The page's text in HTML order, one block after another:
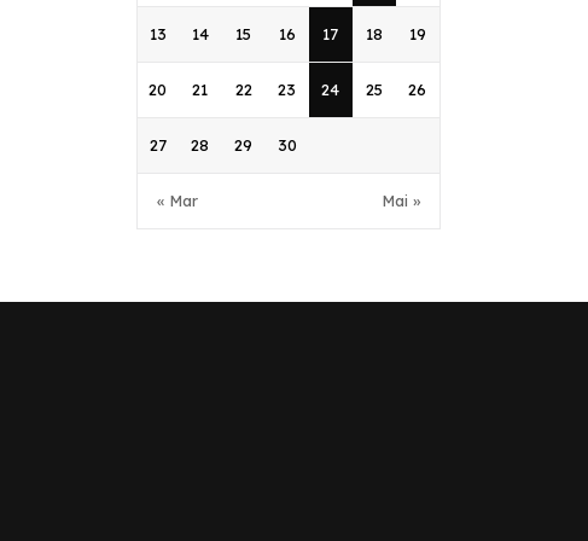
« Mar Mai »
13 14 15 16 17 18 19
20 21 22 23 24 25 26
27 28 29 30